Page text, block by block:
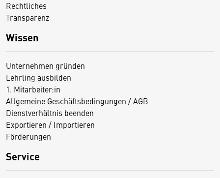
Rechtliches
Transparenz
Wissen
Unternehmen gründen
Lehrling ausbilden
1. Mitarbeiter:in
Allgemeine Geschäftsbedingungen / AGB
Dienstverhältnis beenden
Exportieren / Importieren
Förderungen
Service